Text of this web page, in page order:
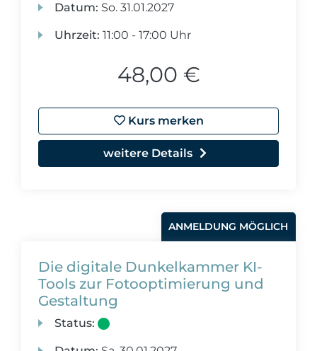
Datum: So. 31.01.2027
Uhrzeit: 11:00 - 17:00 Uhr
48,00 €
Kurs merken
weitere Details
ANMELDUNG MÖGLICH
Die digitale Dunkelkammer KI-
Tools zur Fotooptimierung und
Gestaltung
Status: